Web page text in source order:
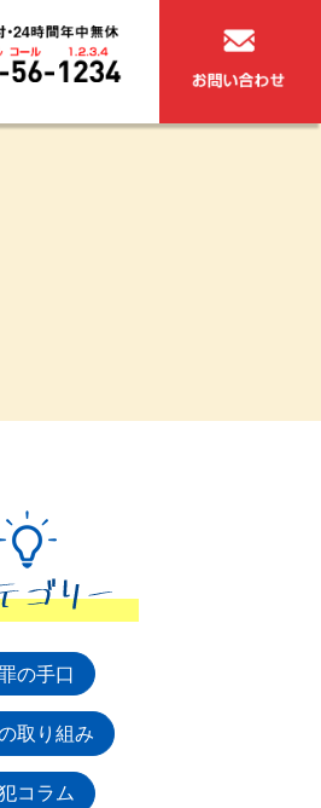
の手口
取り組み
コラム